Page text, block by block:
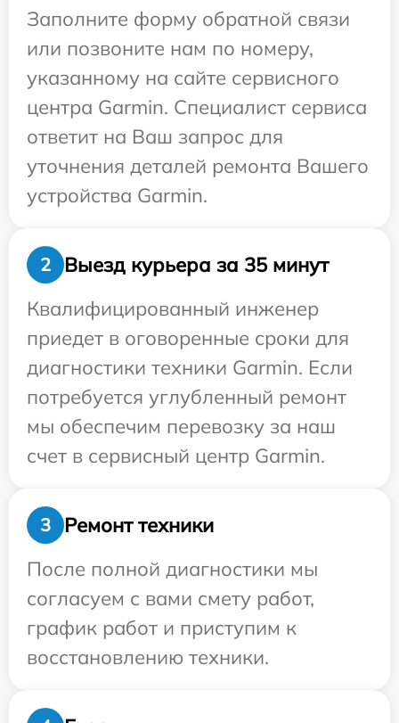
Заполните форму обратной связи
или позвоните нам по номеру,
указанному на сайте сервисного
центра Garmin. Специалист сервиса
ответит на Ваш запрос для
уточнения деталей ремонта Вашего
устройства Garmin.
2
Выезд курьера за 35 минут
Квалифицированный инженер
приедет в оговоренные сроки для
диагностики техники Garmin. Если
потребуется углубленный ремонт
мы обеспечим перевозку за наш
счет в сервисный центр Garmin.
3
Ремонт техники
После полной диагностики мы
согласуем с вами смету работ,
график работ и приступим к
восстановлению техники.